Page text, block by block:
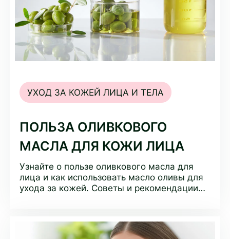
УХОД ЗА КОЖЕЙ ЛИЦА И ТЕЛА
ПОЛЬЗА ОЛИВКОВОГО
МАСЛА ДЛЯ КОЖИ ЛИЦА
Узнайте о пользе оливкового масла для
лица и как использовать масло оливы для
ухода за кожей. Советы и рекомендации